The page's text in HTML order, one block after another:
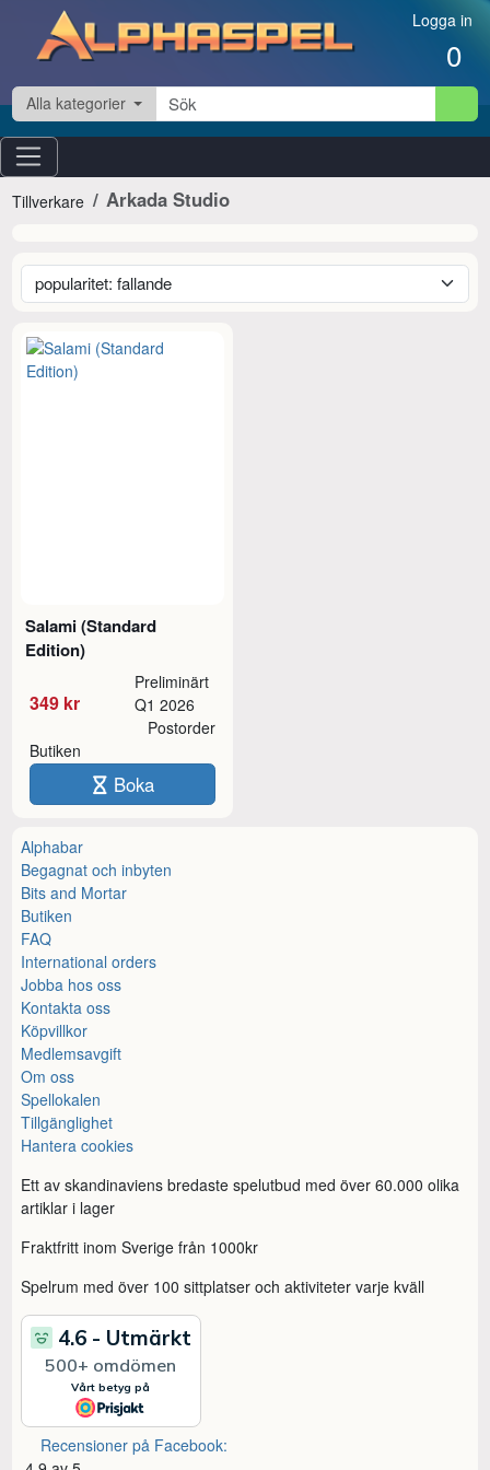
Hoppa till innehåll Logga in
0
Alla kategorier
Tillverkare Arkada Studio
Salami (Standard
Edition)
349 kr
Preliminärt
Q1 2026
Butiken
Postorder
Boka
Alphabar
Begagnat och inbyten
Bits and Mortar
Butiken
FAQ
International orders
Jobba hos oss
Kontakta oss
Köpvillkor
Medlemsavgift
Om oss
Spellokalen
Tillgänglighet
Hantera cookies
Ett av skandinaviens bredaste spelutbud med över 60.000 olika
artiklar i lager
Fraktfritt inom Sverige från 1000kr
Spelrum med över 100 sittplatser och aktiviteter varje kväll
Recensioner på Facebook: